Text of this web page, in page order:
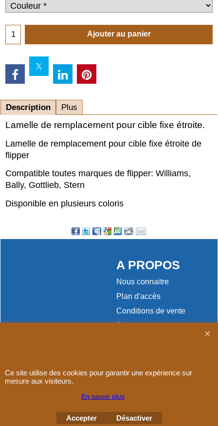
Ajouter au panier
Description Plus
Lamelle de remplacement pour cible fixe étroite.
Lamelle de remplacement pour cible fixe étroite de
flipper
Compatible toutes marques de flipper: Williams,
Bally, Gottlieb, Stern
Disponible en plusieurs coloris
A PROPOS
Nous connaitre
Plan d'accès
Conditions de vente
Contact
Boutique en ligne créés
eCommerce ShopFactory
Ce site utilise des cookies pour garantir une expérience sur
mesure aux visiteurs.
En savoir plus
Accepter Désactiver